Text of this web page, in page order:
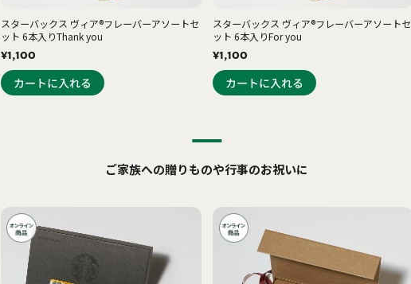
スターバックス ヴィア®フレーバーアソートセ
ット 6本入りThank you
¥1,100
スターバックス ヴィア®フレーバーアソートセ
ット 6本入りFor you
¥1,100
ご家族への贈りものや行事のお祝いに